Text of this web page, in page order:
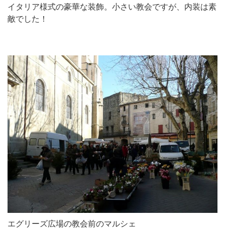
イタリア様式の豪華な装飾。小さい教会ですが、内装は素
敵でした！
エグリーズ広場の教会前のマルシェ